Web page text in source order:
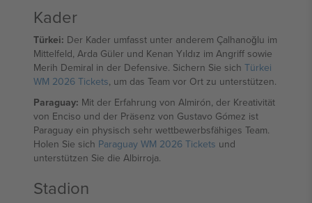
Kader
Türkei: Der Kader umfasst unter anderem Çalhanoğlu im
Mittelfeld, Arda Güler und Kenan Yıldız im Angriff sowie
Merih Demiral in der Defensive. Sichern Sie sich Türkei
WM 2026 Tickets, um das Team vor Ort zu unterstützen.
Paraguay: Mit der Erfahrung von Almirón, der Kreativität
von Enciso und der Präsenz von Gustavo Gómez ist
Paraguay ein physisch sehr wettbewerbsfähiges Team.
Holen Sie sich Paraguay WM 2026 Tickets und
unterstützen Sie die Albirroja.
Stadion